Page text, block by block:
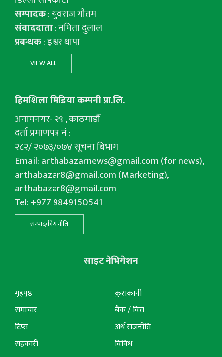
सम्पादक: युवराज गाैतम
संवाददाता: नमिता दुलाल
प्रबन्धक: इश्वर थापा
VIEW ALL
हिमशिला मिडिया कम्पनी प्रा.लि.
अनामनगर- २९ , काठमाडौँ
दर्ता प्रमाणपत्र नं :
२८२/ २०७३/०७४ सूचना बिभाग
Email:arthabazarnews@gmail.com(for news),
arthabazar8@gmail.com(Marketing),
arthabazar8@gmail.com
Tel: +977 9849150541
सम्पादकीय नीति
साइट नेभिगेशन
गृहपृष्ठ
समाचार
टिप्स
सहकारी
कुराकानी
बैंक / वित्त
अर्थ राजनीति
विविध